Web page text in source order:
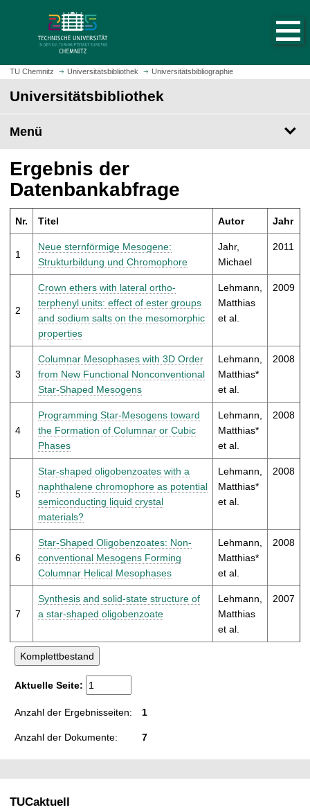
z
m
t
e
i
t
u
f
u
f
TU Chemnitz Universitätsbibliothek Universitätsbibliographie
Universitätsbibliothek
Menü
Ergebnis der
Datenbankabfrage
Nr. Titel Autor Jahr
1
Neue sternförmige Mesogene:
Strukturbildung und Chromophore
Jahr,
Michael
2011
2
Crown ethers with lateral ortho-
terphenyl units: effect of ester groups
and sodium salts on the mesomorphic
properties
Lehmann,
Matthias
et al.
2009
3
Columnar Mesophases with 3D Order
from New Functional Nonconventional
Star-Shaped Mesogens
Lehmann,
Matthias*
et al.
2008
4
Programming Star-Mesogens toward
the Formation of Columnar or Cubic
Phases
Lehmann,
Matthias*
et al.
2008
5
Star-shaped oligobenzoates with a
naphthalene chromophore as potential
semiconducting liquid crystal
materials?
Lehmann,
Matthias*
et al.
2008
6
Star-Shaped Oligobenzoates: Non-
conventional Mesogens Forming
Columnar Helical Mesophases
Lehmann,
Matthias*
et al.
2008
7
Synthesis and solid-state structure of
a star-shaped oligobenzoate
Lehmann,
Matthias
et al.
2007
Aktuelle Seite:
Anzahl der Ergebnisseiten: 1
Anzahl der Dokumente: 7
TUCaktuell